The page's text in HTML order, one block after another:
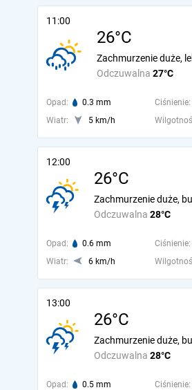
11:00
26°C
Odczuwalna 27°C
Zachmurzenie duże,
Opad: 0.3 mm Ciśnienie:
Wiatr:
5 km/h
12:00
26°C
Odczuwalna 28°C
Zachmurzenie duże,
Opad: 0.6 mm Ciśnienie:
Wiatr:
6 km/h
13:00
26°C
Odczuwalna 28°C
Zachmurzenie duże,
Opad: 0.5 mm Ciśnienie: